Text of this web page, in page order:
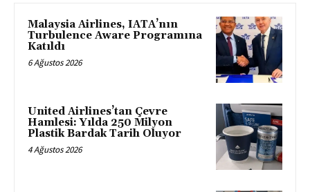
Malaysia Airlines, IATA’nın
Turbulence Aware Programına
Katıldı
6 Ağustos 2026
United Airlines’tan Çevre
Hamlesi: Yılda 250 Milyon
Plastik Bardak Tarih Oluyor
4 Ağustos 2026